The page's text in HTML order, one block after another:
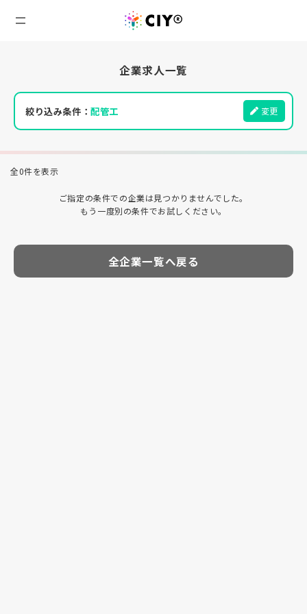
企業求人一覧
絞り込み条件：配管工 変更
全0件を表示
ご指定の条件での企業は見つかりませんでした。
もう一度別の条件でお試しください。
全企業一覧へ戻る